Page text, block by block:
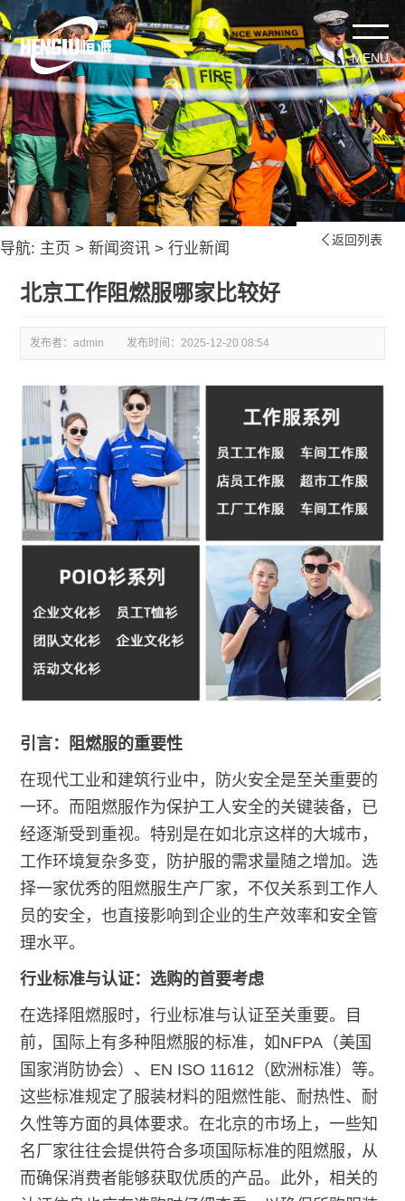
导航: 主页 > 新闻资讯 > 行业新闻  返回列表
北京工作阻燃服哪家比较好
发布者：admin 发布时间：2025-12-20 08:54
引言：阻燃服的重要性
在现代工业和建筑行业中，防火安全是至关重要的
一环。而阻燃服作为保护工人安全的关键装备，已
经逐渐受到重视。特别是在如北京这样的大城市，
工作环境复杂多变，防护服的需求量随之增加。选
择一家优秀的阻燃服生产厂家，不仅关系到工作人
员的安全，也直接影响到企业的生产效率和安全管
理水平。
行业标准与认证：选购的首要考虑
在选择阻燃服时，行业标准与认证至关重要。目
前，国际上有多种阻燃服的标准，如NFPA（美国
国家消防协会）、EN ISO 11612（欧洲标准）等。
这些标准规定了服装材料的阻燃性能、耐热性、耐
久性等方面的具体要求。在北京的市场上，一些知
名厂家往往会提供符合多项国际标准的阻燃服，从
而确保消费者能够获取优质的产品。此外，相关的